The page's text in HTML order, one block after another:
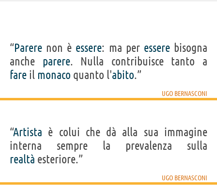
IDENTIKIT E DATI ANAGRAFICI
Nome
Cognome Bernasconi
Nato 1874 a Buenos Aires
Morto 1960 a Cantù, CO
Professione pittore,scrittore
Parole alla Pensieri ai pittori
“Parere non è essere: ma per esserebisogna
anche parere. Nulla contribuisce tanto a
fare il monaco quanto l'abito.”
UGO BERNASCONI
“Artista è colui che dà alla sua immagine
interna sempre la prevalenza sulla
realtà esteriore.”
UGO BERNASCONI